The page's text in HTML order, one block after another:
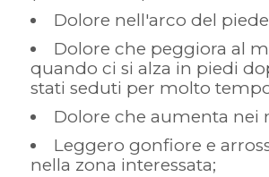
Dolore nell'arco del
Dolore che peggiora al
quando ci si alza in piedi
stati seduti per molto
Dolore che aumenta nei
Leggero gonfiore e
nella zona interessata;